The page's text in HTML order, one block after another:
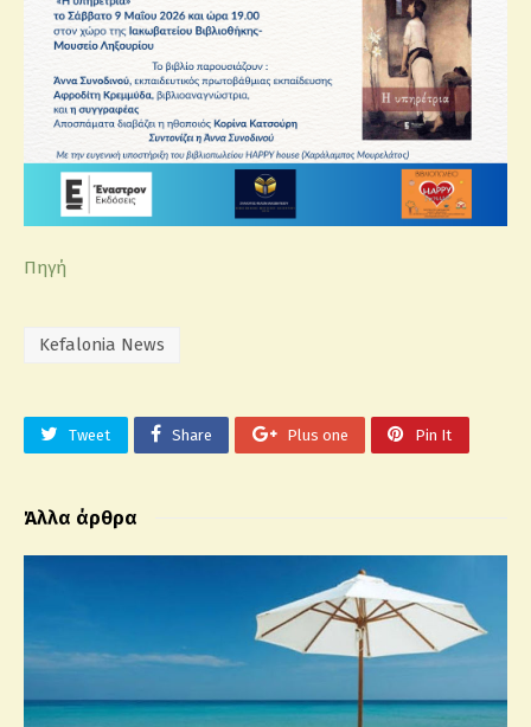
Πηγή
Kefalonia News
Tweet Share Plus one Pin It
Άλλα άρθρα